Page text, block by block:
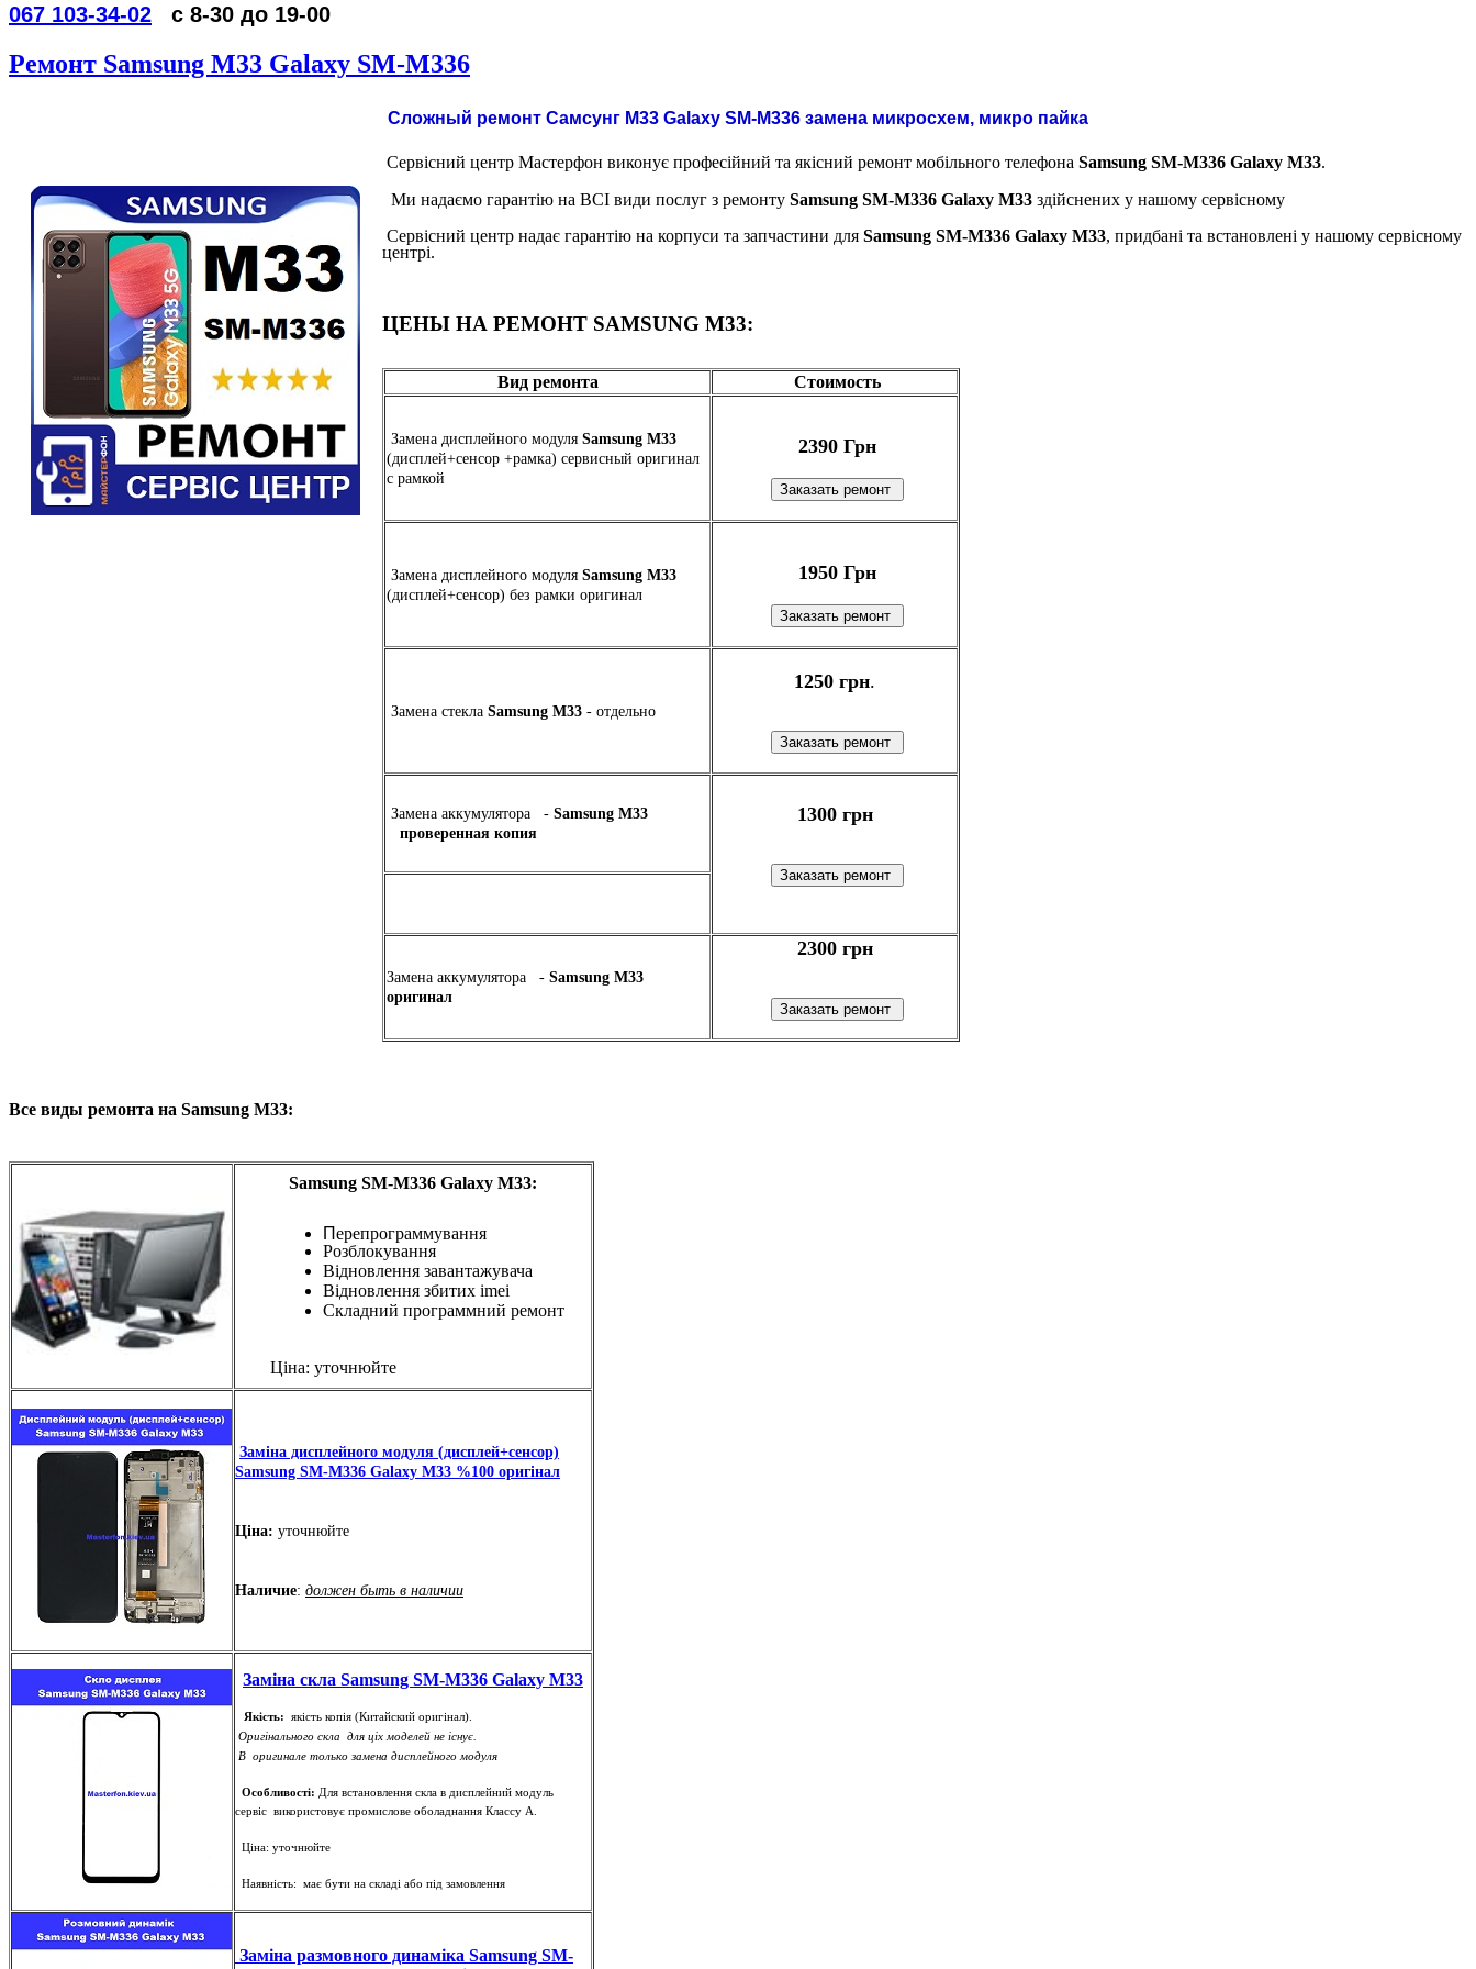
067 103-34-02 с 8-30 до 19-00
Ремонт Samsung M33 Galaxy SM-M336
Сложный ремонт Самсунг М33 Galaxy SM-M336 замена микросхем, микро пайка
Сервісний центр Мастерфон виконує професійний та якісний ремонт мобільного телефона Samsung SM-M336 Galaxy M33.
Ми надаємо гарантію на ВСІ види послуг з ремонту Samsung SM-M336 Galaxy M33 здійснених у нашому сервісному
Сервісний центр надає гарантію на корпуси та запчастини для Samsung SM-M336 Galaxy M33, придбані та встановлені у нашому сервісному
центрі.
ЦЕНЫ НА РЕМОНТ SAMSUNG M33:
Вид ремонта Стоимость
Замена дисплейного модуля Samsung M33
(дисплей+сенсор +рамка) сервисный оригинал
c рамкой
2390 Грн
Замена дисплейного модуля Samsung M33
(дисплей+сенсор) без рамки оригинал
1950 Грн
Замена стекла Samsung M33 - отдельно
1250 грн.
Замена аккумулятора - Samsung M33
проверенная копия
1300 грн
Замена аккумулятора - Samsung M33
оригинал
2300 грн
Все виды ремонта на Samsung M33:
Samsung SM-M336 Galaxy M33:
Перепрограммування
Розблокування
Відновлення завантажувача
Відновлення збитих imei
Складний программний ремонт
Ціна: уточнюйте
Заміна дисплейного модуля (дисплей+сенсор)
Samsung SM-M336 Galaxy M33 %100 оригінал
Ціна: уточнюйте
Наличие: должен быть в наличии
Заміна скла Samsung SM-M336 Galaxy M33
Якість: якість копія (Китайский оригінал).
Оригінального скла для ціх моделей не існує.
В оригинале только замена дисплейного модуля
Особливості: Для встановлення скла в дисплейний модуль
сервіс використовує промислове оболаднання Классу А.
Ціна: уточнюйте
Наявність: має бути на складі або під замовлення
Заміна размовного динаміка Samsung SM-